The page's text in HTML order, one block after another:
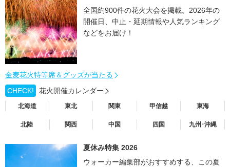
全国約900件の花火大会を掲載。2026年の
開催日、中止・延期情報や人気ランキング
などをお届け！
金麦花火特等席＆グッズが当たる
CHECK!
花火開催カレンダー
北海道 東北 関東 甲信越 東海
北陸 関西 中国 四国 九州･沖縄
夏休み特集 2026
ウォーカー編集部がおすすめする、この夏